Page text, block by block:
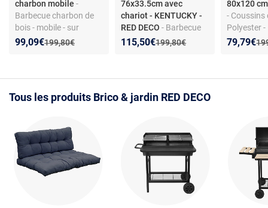
charbon mobile -
Barbecue charbon de
bois - mobile - sur
chariot - acier laqué -
Ancien prix :
199,80€
Nouveau prix :
99,09€
Réduction de :
76x33.5cm avec
chariot - KENTUCKY -
RED DECO - Barbecue
chariot - Fumoir intégré
Ancien prix :
199,80€
Nouveau prix :
115,50€
Réduction de :
80x120
- Coussins
Polyester
saleté
Nouveau
79,79€
Tous les produits Brico & jardin RED DECO